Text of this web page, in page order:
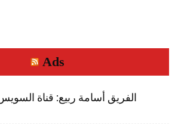
Ads
الفريق أسامة ربيع: قناة